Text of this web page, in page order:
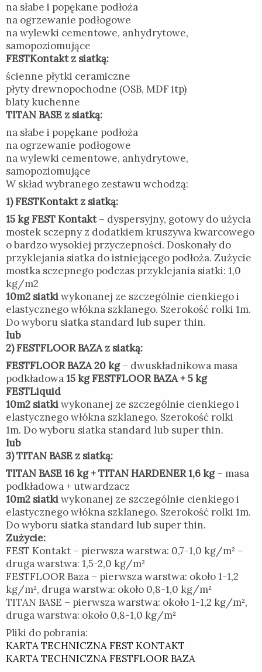
na słabe i popękane podłoża
na ogrzewanie podłogowe
na wylewki cementowe, anhydrytowe,
samopoziomujące
FESTKontakt z siatką:
ścienne płytki ceramiczne
płyty drewnopochodne (OSB, MDF itp)
blaty kuchenne
TITAN BASE z siatką:
na słabe i popękane podłoża
na ogrzewanie podłogowe
na wylewki cementowe, anhydrytowe,
samopoziomujące
W skład wybranego zestawu wchodzą:
1) FESTKontakt z siatką:
15 kg FEST Kontakt– dyspersyjny, gotowy do użycia
mostek sczepny z dodatkiem kruszywa kwarcowego
o bardzo wysokiej przyczepności. Doskonały do
przyklejania siatka do istniejącego podłoża. Zużycie
mostka sczepnego podczas przyklejania siatki: 1,0
kg/m2
10m2 siatkiwykonanej ze szczególnie cienkiego i
elastycznego włókna szklanego. Szerokość rolki 1m.
Do wyboru siatka standard lub super thin.
lub
2) FESTFLOOR BAZA z siatką:
FESTFLOOR BAZA 20 kg– dwuskładnikowa masa
podkładowa15 kg FESTFLOOR BAZA + 5 kg
FESTLiquid
10m2 siatkiwykonanej ze szczególnie cienkiego i
elastycznego włókna szklanego. Szerokość rolki
1m. Do wyboru siatka standard lub super thin.
lub
3) TITAN BASE z siatką:
TITAN BASE 16 kg + TITAN HARDENER 1,6 kg– masa
podkładowa + utwardzacz
10m2 siatkiwykonanej ze szczególnie cienkiego i
elastycznego włókna szklanego. Szerokość rolki 1m.
Do wyboru siatka standard lub super thin.
Zużycie:
FEST Kontakt – pierwsza warstwa: 0,7-1,0 kg/m² –
druga warstwa: 1,5-2,0 kg/m²
FESTFLOOR Baza – pierwsza warstwa: około 1-1,2
kg/m², druga warstwa: około 0,8-1,0 kg/m²
TITAN BASE – pierwsza warstwa: około 1-1,2 kg/m²,
druga warstwa: około 0,8-1,0 kg/m²
Pliki do pobrania:
KARTA TECHNICZNA FEST KONTAKT
KARTA TECHNICZNA FESTFLOOR BAZA